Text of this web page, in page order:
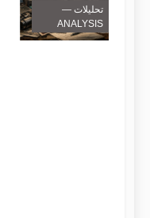
تحليلات —
ANALYSIS